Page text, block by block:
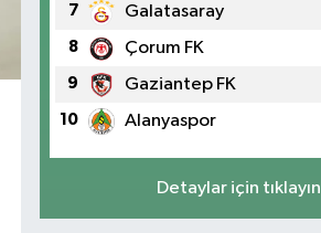
7 Galatasaray
8 Çorum FK
9 Gaziantep FK
10 Alanyaspor
Detaylar için tıklayın